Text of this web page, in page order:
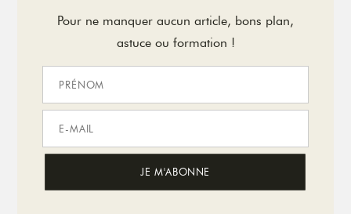
Pour ne manquer aucun article, bons plan,
astuce ou formation !